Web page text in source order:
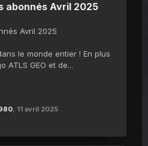
abonnés Avril 2025
Avril 2025
le monde entier ! En plus
ATLS GEO et de...
, 11 avril 2025